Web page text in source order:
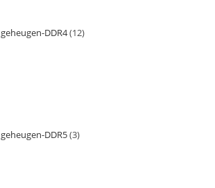
geheugen-DDR4 12
geheugen-DDR5 3